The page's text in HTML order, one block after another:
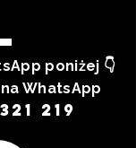
poniżej 👇
WhatsApp
219